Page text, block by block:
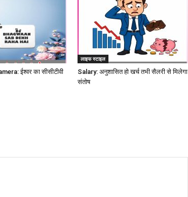
ईश्वर का सीसीटीवी
लाइफ स्टाइल
Salary: अनुशासित हो खर्च तभी सैलरी से मिलेगा
संतोष